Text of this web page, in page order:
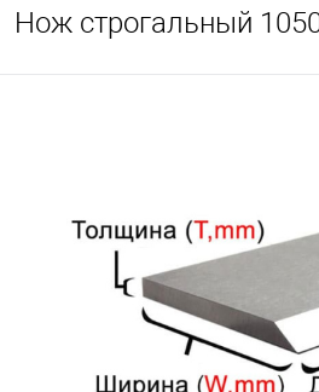
Нож строгальный